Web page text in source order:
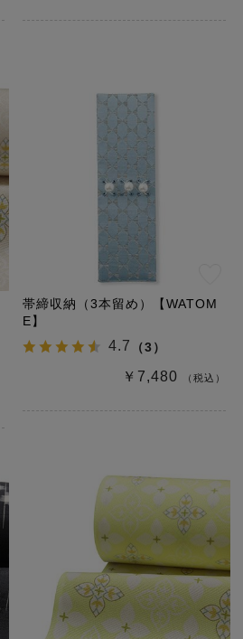
帯締収納（3本留め）【WATOM
E】
4.7 （3 ）
￥7,480 （税込）